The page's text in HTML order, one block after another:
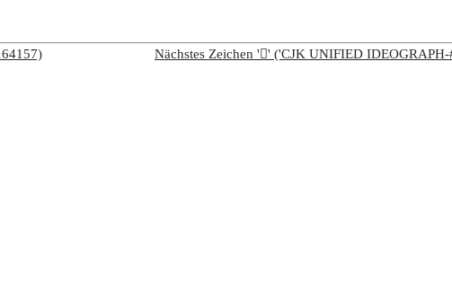
Nächstes Zeichen '𨄿' ('CJK UNIFIED